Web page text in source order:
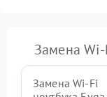
Замена Wi-
Замена Wi-Fi